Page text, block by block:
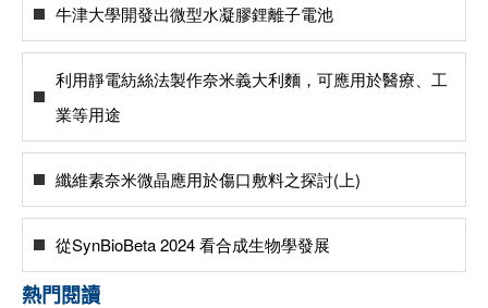
牛津大學開發出微型水凝膠鋰離子電池
利用靜電紡絲法製作奈米義大利麵，可應用於醫療、工
業等用途
纖維素奈米微晶應用於傷口敷料之探討(上)
從SynBioBeta 2024 看合成生物學發展
熱門閱讀